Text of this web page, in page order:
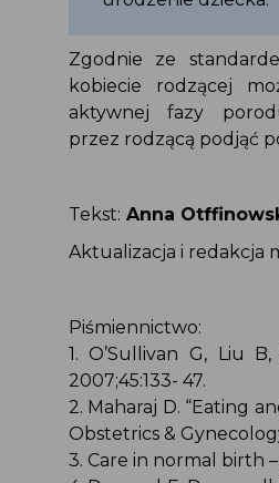
Zgodnie ze
kobiecie rodzącej
aktywnej fazy
przez rodzącą podjąć
Tekst:Anna
Aktualizacja i
Piśmiennictwo:
1. O’Sullivan G, Liu
2007;45:133- 47.
2. Maharaj D. “Eating
Obstetrics &
3. Care in normal birth